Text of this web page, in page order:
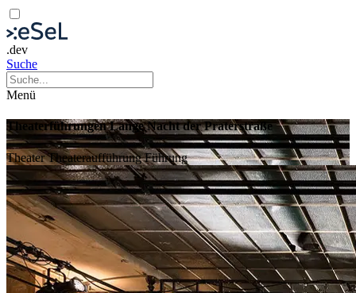
.dev
Suche
Menü
Theaterführungen Lange Nacht der Praterstraße
TheaterTheateraufführungFührung